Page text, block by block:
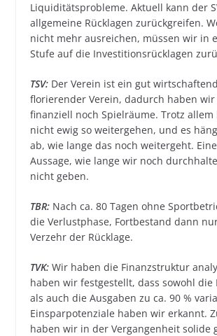
Liquiditätsprobleme. Aktuell kann der
allgemeine Rücklagen zurückgreifen.
nicht mehr ausreichen, müssen wir in
Stufe auf die Investitionsrücklagen
TSV:Der Verein ist ein gut
florierender Verein, dadurch haben
finanziell noch Spielräume. Trotz allem
nicht ewig so weitergehen, und es
ab, wie lange das noch weitergeht.
Aussage, wie lange wir noch
nicht geben.
TBR:Nach ca. 80 Tagen ohne
die Verlustphase, Fortbestand dann
Verzehr der Rücklage.
TVK:Wir haben die Finanzstruktur
haben wir festgestellt, dass sowohl die
als auch die Ausgaben zu ca. 90 %
Einsparpotenziale haben wir erkannt.
haben wir in der Vergangenheit solide